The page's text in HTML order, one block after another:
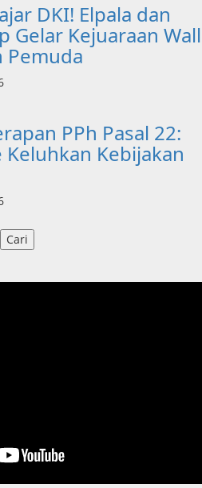
DKI! Elpala dan
Gelar Kejuaraan Wall
Pemuda
PPh Pasal 22:
Kebijakan
Cari